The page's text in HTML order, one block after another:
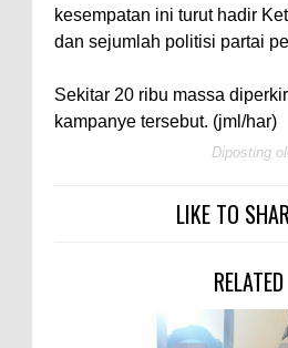
kesempatan ini turut hadir
dan sejumlah politisi partai
Sekitar 20 ribu massa
kampanye tersebut. (jml/har)
Diposting
LIKE TO
RELATED